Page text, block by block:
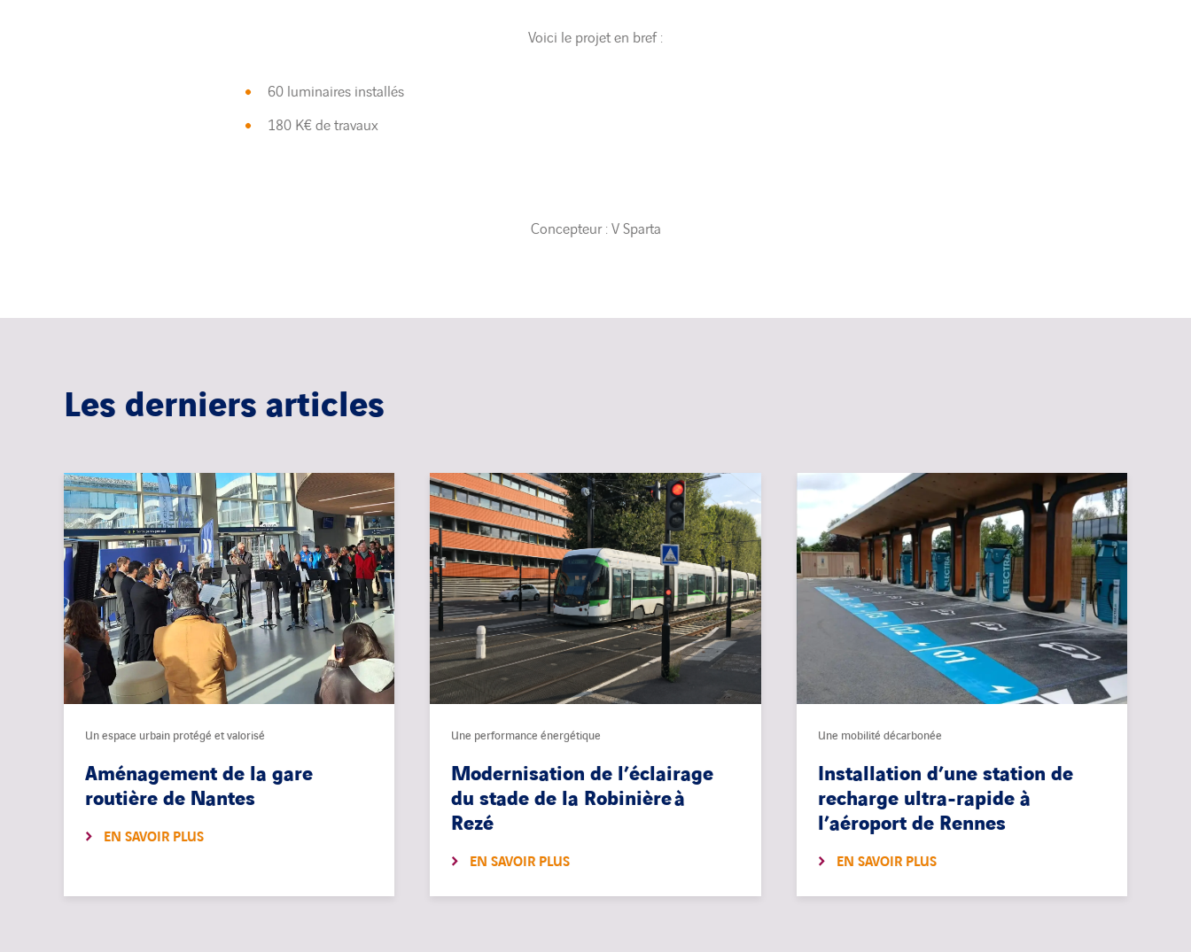
Voici le projet en bref :
60 luminaires installés
180 K€ de travaux
Concepteur : V Sparta
Les derniers articles
Un espace urbain protégé et valorisé
Aménagement de la gare
routière de Nantes
EN SAVOIR PLUS
Une performance énergétique
Modernisation de l’éclairage
du stade de la Robinière à
Rezé
EN SAVOIR PLUS
Une mobilité décarbonée
Installation d’une station de
recharge ultra-rapide à
l’aéroport de Rennes
EN SAVOIR PLUS